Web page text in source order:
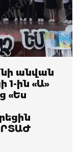
անվան
1-ին «Ա»
«Ես